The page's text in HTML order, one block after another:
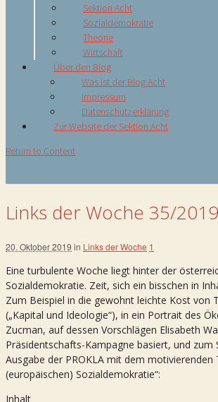
Sektion Acht
Sozialdemokratie
Theorie
Wirtschaft
Über den Blog
Was ist der Blog Acht
Impressum
Datenschutzerklärung
Zur Website der Sektion Acht
Return to Content
Links der Woche 35/2019
20. Oktober 2019 in Links der Woche 1
Eine turbulente Woche liegt hinter der
Sozialdemokratie. Zeit, sich ein bisschen in
Zum Beispiel in die gewohnt leichte Kost von
(„Kapital und Ideologie“), in ein Portrait des
Zucman, auf dessen Vorschlägen Elisabeth
Präsidentschafts-Kampagne basiert, und zum
Ausgabe der PROKLA mit dem motivierenden
(europäischen) Sozialdemokratie“:
Inhalt